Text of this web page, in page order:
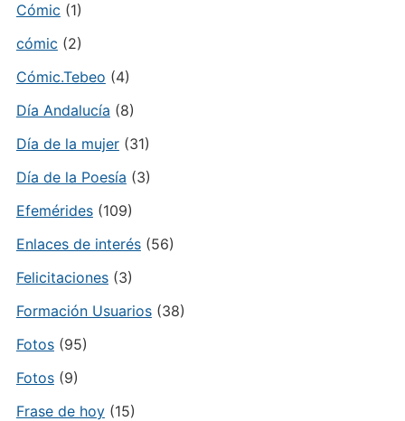
Cómic (1)
cómic (2)
Cómic.Tebeo (4)
Día Andalucía (8)
Día de la mujer(31)
Día de la Poesía (3)
Efemérides(109)
Enlaces de interés(56)
Felicitaciones(3)
Formación Usuarios(38)
Fotos(95)
Fotos(9)
Frase de hoy(15)